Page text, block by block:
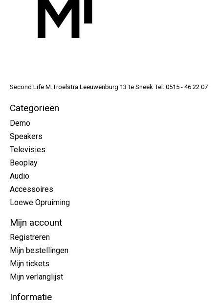
Second Life M.Troelstra Leeuwenburg 13 te Sneek Tel: 0515 - 46 22 07
Categorieën
Demo
Speakers
Televisies
Beoplay
Audio
Accessoires
Loewe Opruiming
Mijn account
Registreren
Mijn bestellingen
Mijn tickets
Mijn verlanglijst
Informatie